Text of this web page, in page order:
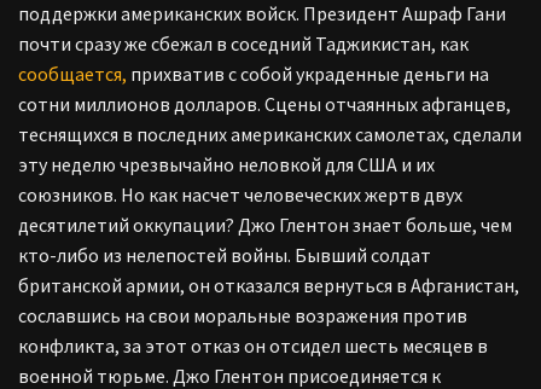
поддержки американских войск. Президент Ашраф Гани
почти сразу же сбежал в соседний Таджикистан, как
сообщается, прихватив с собой украденные деньги на
сотни миллионов долларов. Сцены отчаянных афганцев,
теснящихся в последних американских самолетах, сделали
эту неделю чрезвычайно неловкой для США и их
союзников. Но как насчет человеческих жертв двух
десятилетий оккупации? Джо Глентон знает больше, чем
кто-либо из нелепостей войны. Бывший солдат
британской армии, он отказался вернуться в Афганистан,
сославшись на свои моральные возражения против
конфликта, за этот отказ он отсидел шесть месяцев в
военной тюрьме. Джо Глентон присоединяется к